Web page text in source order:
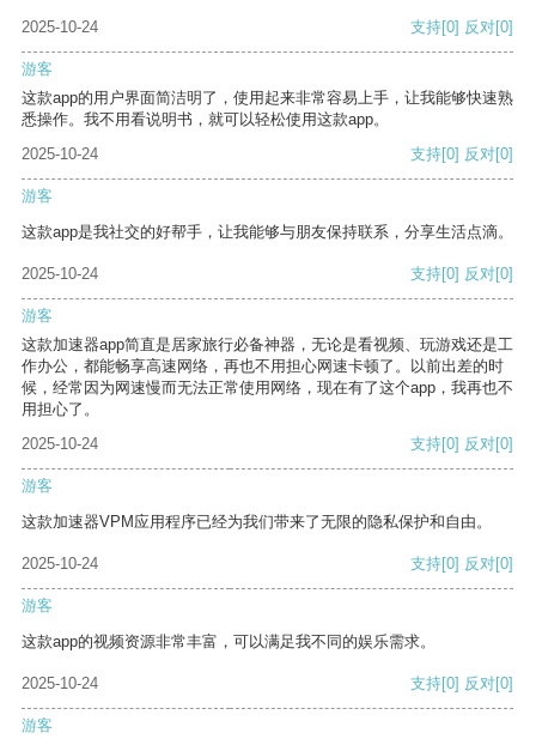
2025-10-24 支持[0] 反对[0]
游客
这款app的用户界面简洁明了，使用起来非常容易上手，让我能够快速熟
悉操作。我不用看说明书，就可以轻松使用这款app。
2025-10-24
支持[0] 反对[0]
游客
这款app是我社交的好帮手，让我能够与朋友保持联系，分享生活点滴。
2025-10-24 支持[0] 反对[0]
游客
这款加速器app简直是居家旅行必备神器，无论是看视频、玩游戏还是工
作办公，都能畅享高速网络，再也不用担心网速卡顿了。以前出差的时
候，经常因为网速慢而无法正常使用网络，现在有了这个app，我再也不
用担心了。
2025-10-24
支持[0] 反对[0]
游客
这款加速器VPM应用程序已经为我们带来了无限的隐私保护和自由。
2025-10-24 支持[0] 反对[0]
游客
这款app的视频资源非常丰富，可以满足我不同的娱乐需求。
2025-10-24 支持[0] 反对[0]
游客